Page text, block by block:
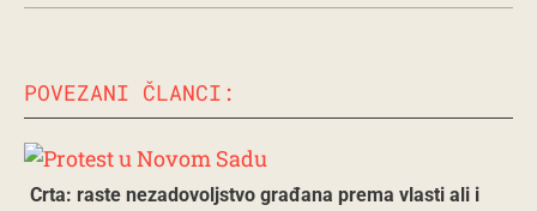
POVEZANI ČLANCI:
Crta: raste nezadovoljstvo građana prema vlasti ali i